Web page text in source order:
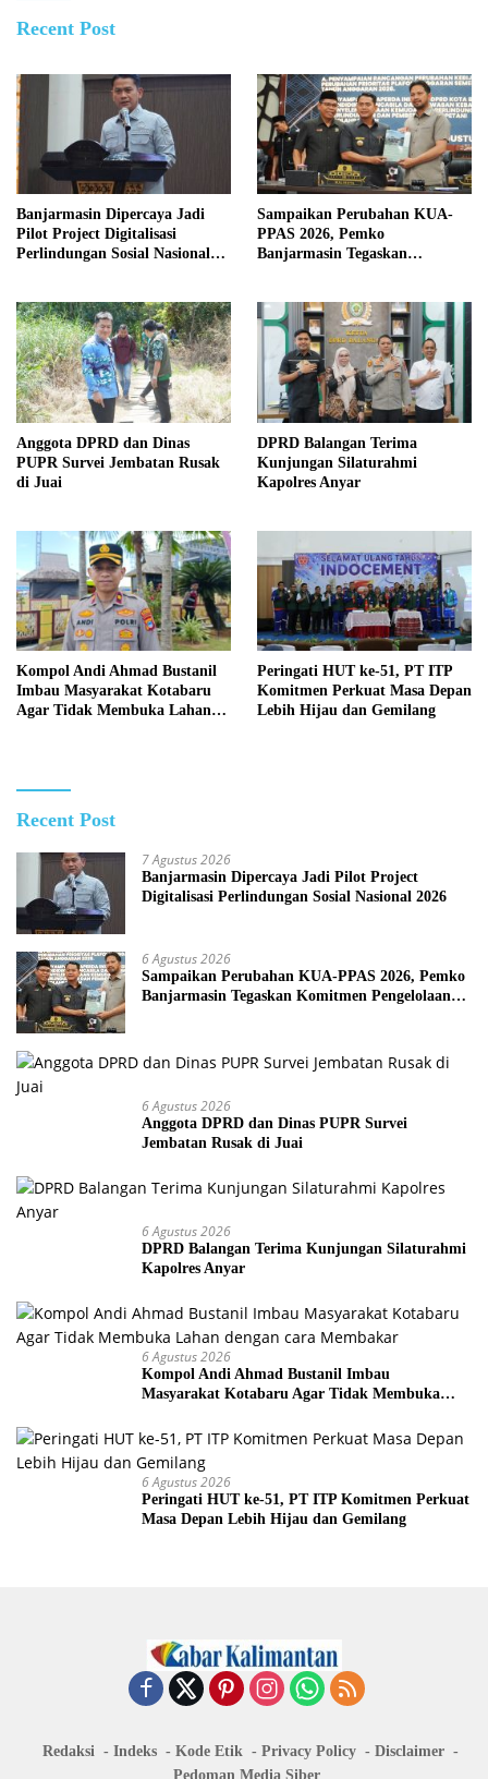
Recent Post
Banjarmasin Dipercaya Jadi
Pilot Project Digitalisasi
Perlindungan Sosial Nasional
Sampaikan Perubahan KUA-
PPAS 2026, Pemko
Banjarmasin Tegaskan
Anggota DPRD dan Dinas
PUPR Survei Jembatan Rusak
di Juai
DPRD Balangan Terima
Kunjungan Silaturahmi
Kapolres Anyar
Kompol Andi Ahmad Bustanil
Imbau Masyarakat Kotabaru
Agar Tidak Membuka Lahan
Peringati HUT ke-51, PT ITP
Komitmen Perkuat Masa Depan
Lebih Hijau dan Gemilang
Recent Post
7 Agustus 2026
Banjarmasin Dipercaya Jadi Pilot Project
Digitalisasi Perlindungan Sosial Nasional 2026
6 Agustus 2026
Sampaikan Perubahan KUA-PPAS 2026, Pemko
Banjarmasin Tegaskan Komitmen Pengelolaan
6 Agustus 2026
Anggota DPRD dan Dinas PUPR Survei
Jembatan Rusak di Juai
6 Agustus 2026
DPRD Balangan Terima Kunjungan Silaturahmi
Kapolres Anyar
6 Agustus 2026
Kompol Andi Ahmad Bustanil Imbau
Masyarakat Kotabaru Agar Tidak Membuka
6 Agustus 2026
Peringati HUT ke-51, PT ITP Komitmen Perkuat
Masa Depan Lebih Hijau dan Gemilang
Redaksi Indeks Kode Etik Privacy Policy
Disclaimer
Pedoman Media Siber